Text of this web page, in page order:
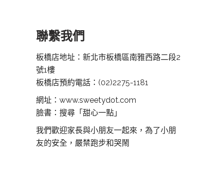
聯繫我們
板橋店地址：新北市板橋區南雅西路二段2
號1樓
板橋店預約電話： (02)2275-1181
網址：www.sweetydot.com
臉書：搜尋「甜心一點」
我們歡迎家長與小朋友一起來，為了小朋
友的安全，嚴禁跑步和哭鬧